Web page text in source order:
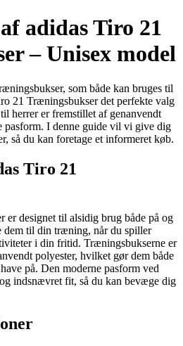
adidas Tiro 21
– Unisex model
som både kan bruges til
21 Træningsbukser det perfekte valg
herrer er fremstillet af genanvendt
pasform. I denne guide vil vi give dig
så du kan foretage et informeret køb.
Tiro 21
er designet til alsidig brug både på og
dem til din træning, når du spiller
i din fritid. Træningsbukserne er
polyester, hvilket gør dem både
på. Den moderne pasform ved
indsnævret fit, så du kan bevæge dig